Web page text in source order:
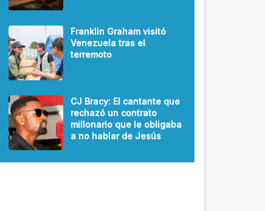
Franklin Graham visitó
Venezuela tras el
terremoto
CJ Bracy: El cantante que
rechazó un contrato
millonario que le obligaba
a no hablar de Jesús